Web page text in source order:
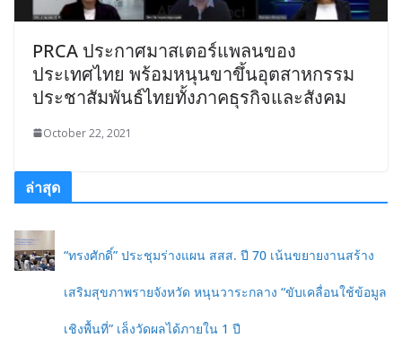
PRCA ประกาศมาสเตอร์แพลนของ
ประเทศไทย พร้อมหนุนขาขึ้นอุตสาหกรรม
ประชาสัมพันธ์ไทยทั้งภาคธุรกิจและสังคม
October 22, 2021
ล่าสุด
“ทรงศักดิ์” ประชุมร่างแผน สสส. ปี 70 เน้นขยายงานสร้าง
เสริมสุขภาพรายจังหวัด หนุนวาระกลาง “ขับเคลื่อนใช้ข้อมูล
เชิงพื้นที่” เล็งวัดผลได้ภายใน 1 ปี